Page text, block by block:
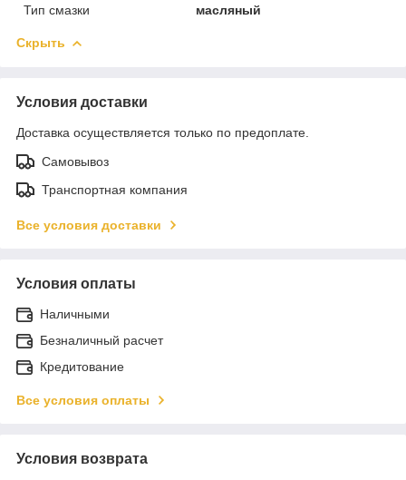
Тип смазки масляный
Скрыть
Условия доставки
Доставка осуществляется только по предоплате.
Самовывоз
Транспортная компания
Все условия доставки
Условия оплаты
Наличными
Безналичный расчет
Кредитование
Все условия оплаты
Условия возврата